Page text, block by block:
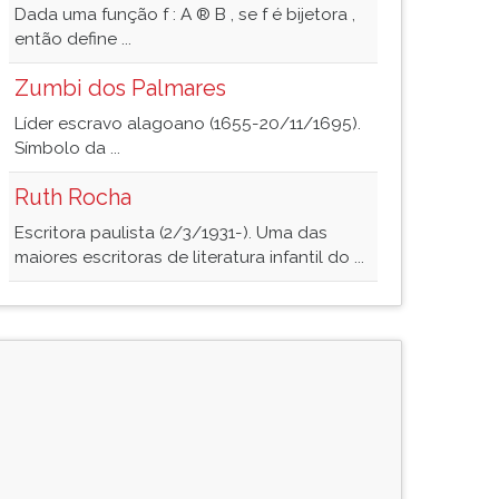
Dada uma função f : A ® B , se f é bijetora ,
então define ...
Zumbi dos Palmares
Líder escravo alagoano (1655-20/11/1695).
Símbolo da ...
Ruth Rocha
Escritora paulista (2/3/1931-). Uma das
maiores escritoras de literatura infantil do ...